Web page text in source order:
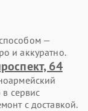
—
и аккуратно.
64
в сервис
с доставкой.